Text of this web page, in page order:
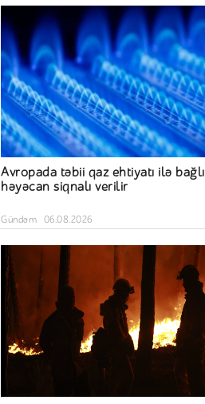
Avropada təbii qaz ehtiyatı ilə bağlı
həyəcan siqnalı verilir
Gündəm 06.08.2026